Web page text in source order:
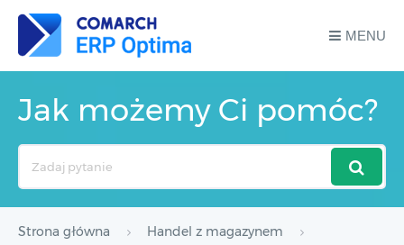
MENU
Jak możemy Ci pomóc?
Strona główna
Handel z magazynem